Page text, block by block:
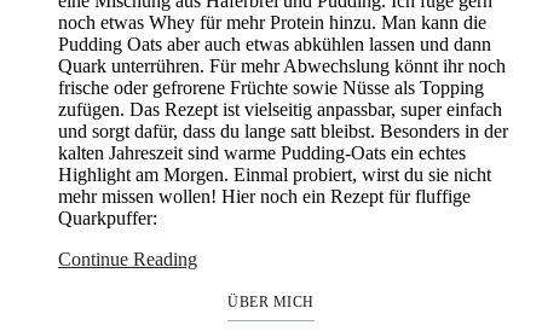
noch etwas Whey für mehr Protein hinzu. Man kann die
Pudding Oats aber auch etwas abkühlen lassen und dann
Quark unterrühren. Für mehr Abwechslung könnt ihr noch
frische oder gefrorene Früchte sowie Nüsse als Topping
zufügen. Das Rezept ist vielseitig anpassbar, super einfach
und sorgt dafür, dass du lange satt bleibst. Besonders in der
kalten Jahreszeit sind warme Pudding-Oats ein echtes
Highlight am Morgen. Einmal probiert, wirst du sie nicht
mehr missen wollen! Hier noch ein Rezept für fluffige
Quarkpuffer:
Continue Reading
ÜBER MICH